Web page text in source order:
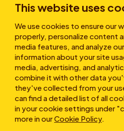
This website uses
We use cookies to ensure our
properly, personalize content
media features, and analyze
information about your site
media, advertising, and
combine it with other data
they've collected from your
can find a detailed list of all
in your cookie settings under
more in ourCookie Policy.
Historier
Om os